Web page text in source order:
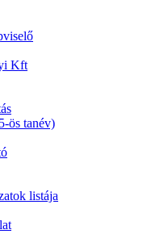
Kft
ös tanév)
listája